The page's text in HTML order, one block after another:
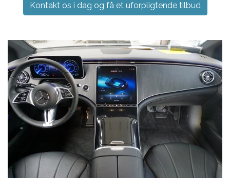
Kontakt os i dag og få et uforpligtende tilbud